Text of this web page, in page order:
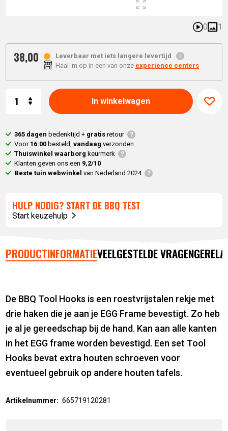
0 1
38,00
Leverbaar met iets langere levertijd
Haal 'm op in een van onze experience centers
In winkelwagen
365 dagen bedenktijd + gratisretour
Voor 16:00 besteld,vandaag verzonden
Thuiswinkel waarborg keurmerk
Klanten geven ons een 9,2/10
Beste tuin webwinkel van Nederland 2024
HULP NODIG? START DE BBQ TEST
Start keuzehulp
PRODUCTINFORMATIEVEELGESTELDE VRAGEN
De BBQ Tool Hooks is een roestvrijstalen rekje met
drie haken die je aan je EGG Frame bevestigt. Zo heb
je al je gereedschap bij de hand. Kan aan alle kanten
in het EGG frame worden bevestigd. Een set Tool
Hooks bevat extra houten schroeven voor
eventueel gebruik op andere houten tafels.
Artikelnummer: 665719120281